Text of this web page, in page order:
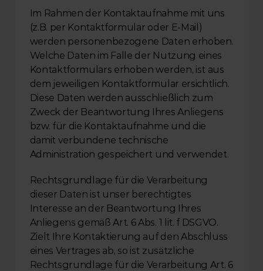
Im Rahmen der Kontaktaufnahme mit uns
(z.B. per Kontaktformular oder E-Mail)
werden personenbezogene Daten erhoben.
Welche Daten im Falle der Nutzung eines
Kontaktformulars erhoben werden, ist aus
dem jeweiligen Kontaktformular ersichtlich.
Diese Daten werden ausschließlich zum
Zweck der Beantwortung Ihres Anliegens
bzw. für die Kontaktaufnahme und die
damit verbundene technische
Administration gespeichert und verwendet.
Rechtsgrundlage für die Verarbeitung
dieser Daten ist unser berechtigtes
Interesse an der Beantwortung Ihres
Anliegens gemäß Art. 6 Abs. 1 lit. f DSGVO.
Zielt Ihre Kontaktierung auf den Abschluss
eines Vertrages ab, so ist zusätzliche
Rechtsgrundlage für die Verarbeitung Art. 6